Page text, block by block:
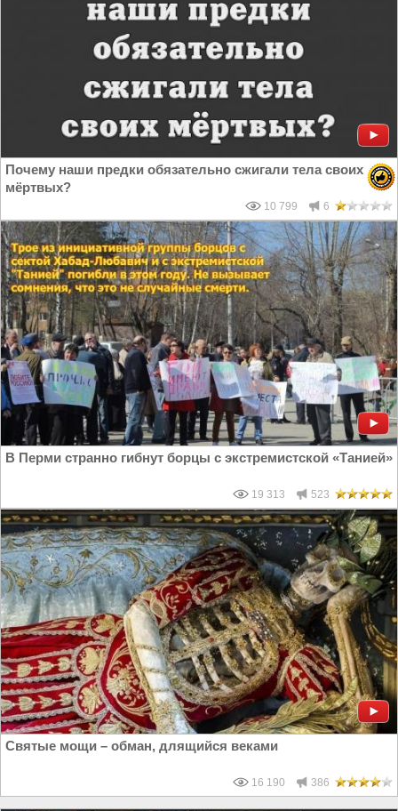
Почему наши предки обязательно сжигали тела своих
мёртвых?
10 799 6
В Перми странно гибнут борцы с экстремистской «Танией»
19 313 523
Святые мощи – обман, длящийся веками
16 190 386